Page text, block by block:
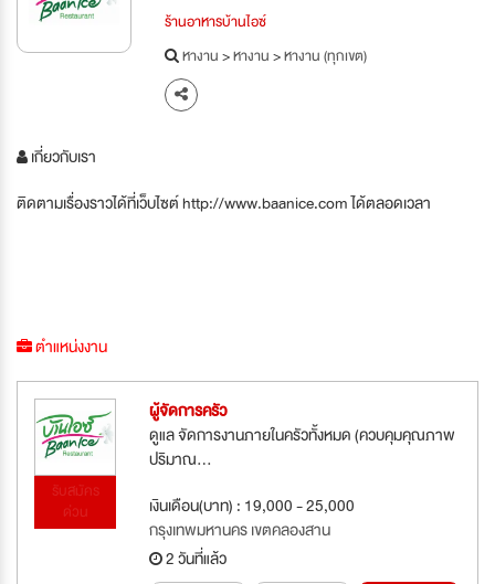
ร้านอาหารบ้านไอซ์
หางาน>หางาน>หางาน (ทุกเขต)
เกี่ยวกับเรา
ติดตามเรื่องราวได้ที่เว็บไซต์ http://www.baanice.com ได้ตลอดเวลา
ตำแหน่งงาน
รับสมัคร
ด่วน
ผู้จัดการครัว
ดูแล จัดการงานภายในครัวทั้งหมด (ควบคุมคุณภาพ
ปริมาณ...
เงินเดือน(บาท) : 19,000 - 25,000
กรุงเทพมหานคร เขตคลองสาน
2 วันที่แล้ว